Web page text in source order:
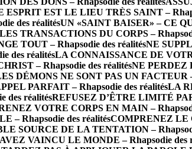
ESPRIT EST LE LIEU TRÈS SAINT –
des réalitésUN «SAINT BAISER» – CE
TRANSACTIONS DU CORPS –
TOUT – Rhapsodie des réalitésNE
des réalitésLA CONNAISSANCE DE
– Rhapsodie des réalitésNE PERDEZ
DÉMONS NE SONT PAS UN FACTEUR
PARFAIT – Rhapsodie des réalitésLA
des réalitésREFUSEZ D’ÊTRE LIMITÉ
VOTRE CORPS EN MAIN –
– Rhapsodie des réalitésCOMPRENEZ LE
SOURCE DE LA TENTATION –
VAINCU LE MONDE – Rhapsodie des